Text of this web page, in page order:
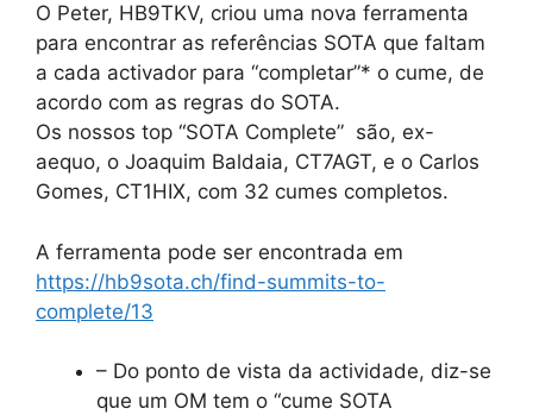
O Peter, HB9TKV, criou uma nova ferramenta
para encontrar as referências SOTA que faltam
a cada activador para “completar”* o cume, de
acordo com as regras do SOTA.
Os nossos top “SOTA Complete” são, ex-
aequo, o Joaquim Baldaia, CT7AGT, e o Carlos
Gomes, CT1HIX, com 32 cumes completos.
A ferramenta pode ser encontrada em
https://hb9sota.ch/find-summits-to-
complete/13
– Do ponto de vista da actividade, diz-se
que um OM tem o “cume SOTA